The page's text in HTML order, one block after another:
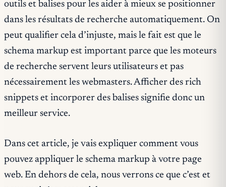
outils et balises pour les aider à mieux se positionner
dans les résultats de recherche automatiquement. On
peut qualifier cela d’injuste, mais le fait est que le
schema markup est important parce que les moteurs
de recherche servent leurs utilisateurs et pas
nécessairement les webmasters. Afficher des rich
snippets et incorporer des balises signifie donc un
meilleur service.
Dans cet article, je vais expliquer comment vous
pouvez appliquer le schema markup à votre page
web. En dehors de cela, nous verrons ce que c’est et